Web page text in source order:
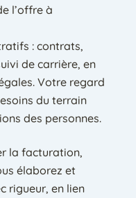
l’offre à
: contrats,
de carrière, en
Votre regard
du terrain
des personnes.
la facturation,
élaborez et
rigueur, en lien